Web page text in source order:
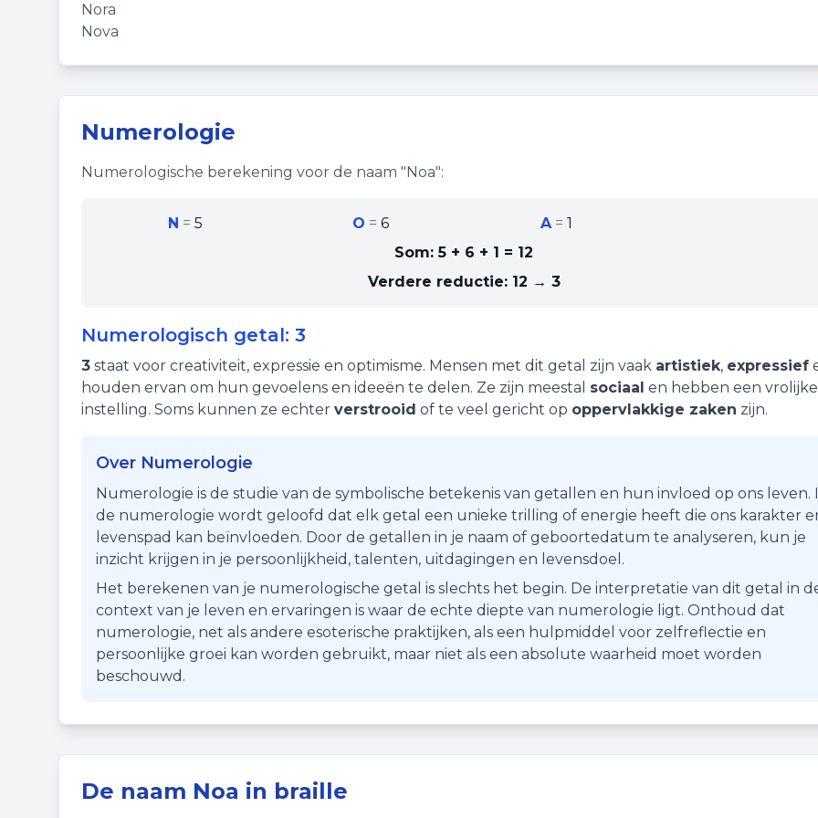
Nora
Nova
Numerologie
Numerologische berekening voor de naam "Noa":
N = 5 O =6 A=1
Som:5 + 6 + 1 = 12
Verdere reductie: 12 → 3
Numerologisch getal: 3
3 staat voor creativiteit, expressie en optimisme. Mensen met dit getal zijn vaak artistiek, expressief
houden ervan om hun gevoelens en ideeën te delen. Ze zijn meestal sociaal en hebben een vrolijke
instelling. Soms kunnen ze echter verstrooid of te veel gericht op oppervlakkige zaken zijn.
Over Numerologie
Numerologie is de studie van de symbolische betekenis van getallen en hun invloed op ons leven.
de numerologie wordt geloofd dat elk getal een unieke trilling of energie heeft die ons karakter
levenspad kan beïnvloeden. Door de getallen in je naam of geboortedatum te analyseren, kun je
inzicht krijgen in je persoonlijkheid, talenten, uitdagingen en levensdoel.
Het berekenen van je numerologische getal is slechts het begin. De interpretatie van dit getal in
context van je leven en ervaringen is waar de echte diepte van numerologie ligt. Onthoud dat
numerologie, net als andere esoterische praktijken, als een hulpmiddel voor zelfreflectie en
persoonlijke groei kan worden gebruikt, maar niet als een absolute waarheid moet worden
beschouwd.
De naam Noa in braille